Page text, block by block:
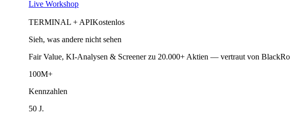
Live Workshop
TERMINAL + APIKostenlos
Sieh, was andere nicht sehen
Fair Value, KI-Analysen & Screener zu 20.000+ Aktien — vertraut von
100M+
Kennzahlen
50 J.